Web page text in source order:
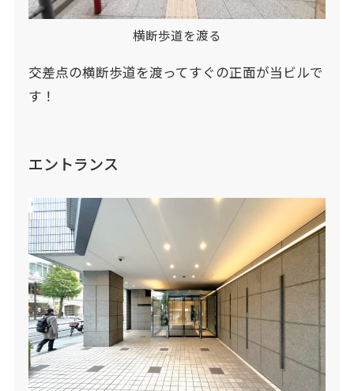
横断歩道を渡る
交差点の横断歩道を渡ってすぐの正面が当ビルで
す！
エントランス